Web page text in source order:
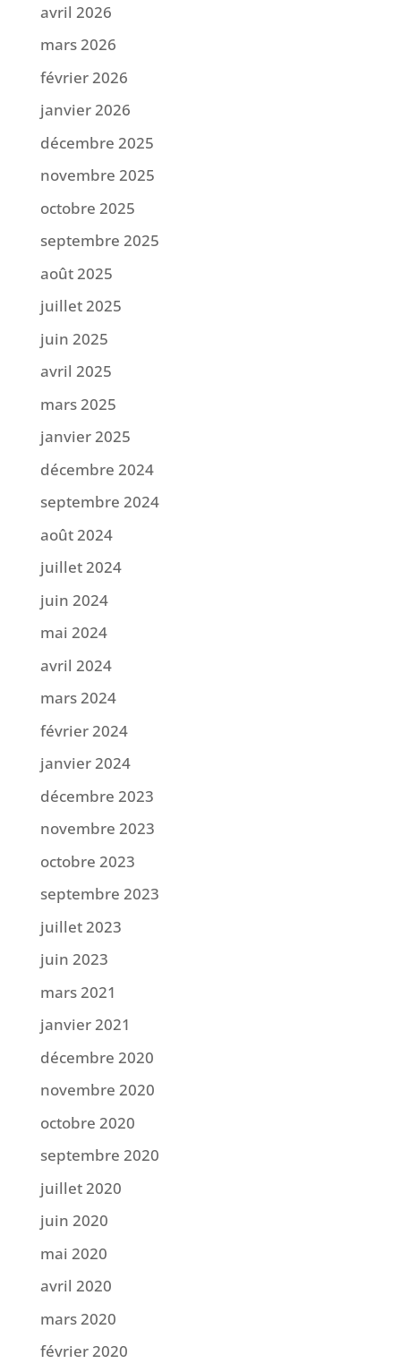
avril 2026
mars 2026
février 2026
janvier 2026
décembre 2025
novembre 2025
octobre 2025
septembre 2025
août 2025
juillet 2025
juin 2025
avril 2025
mars 2025
janvier 2025
décembre 2024
septembre 2024
août 2024
juillet 2024
juin 2024
mai 2024
avril 2024
mars 2024
février 2024
janvier 2024
décembre 2023
novembre 2023
octobre 2023
septembre 2023
juillet 2023
juin 2023
mars 2021
janvier 2021
décembre 2020
novembre 2020
octobre 2020
septembre 2020
juillet 2020
juin 2020
mai 2020
avril 2020
mars 2020
février 2020